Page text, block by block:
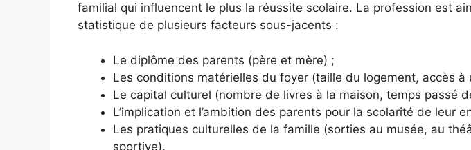
familial qui influencent le plus la réussite scolaire. La profession est
statistique de plusieurs facteurs sous-jacents :
Le diplôme des parents (père et mère) ;
Les conditions matérielles du foyer (taille du logement, accès à
Le capital culturel (nombre de livres à la maison, temps passé
L’implication et l’ambition des parents pour la scolarité de leur
Les pratiques culturelles de la famille (sorties au musée, au
sportive).